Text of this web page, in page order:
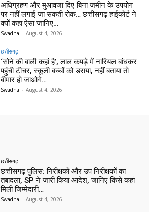
अधिग्रहण और मुआवजा दिए बिना जमीन के उपयोग
पर नहीं लगाई जा सकती रोक… छत्तीसगढ़ हाईकोर्ट ने
क्यों कहा ऐसा जानिए…
Swadha - August 4, 2026
छत्तीसगढ़
‘सोने की बाली कहां है’, लाल कपड़े में नारियल बांधकर
पहुंची टीचर, स्कूली बच्चों को डराया, नहीं बताया तो
बीमार हो जाओगे…
Swadha - August 4, 2026
छत्तीसगढ़
छत्तीसगढ़ पुलिस: निरीक्षकों और उप निरीक्षकों का
तबादला, SP ने जारी किया आदेश, जानिए किसे कहां
मिली जिम्मेदारी…
Swadha - August 4, 2026